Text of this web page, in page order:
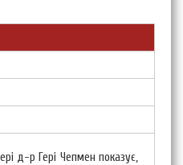
д-р Гері Чепмен показує,